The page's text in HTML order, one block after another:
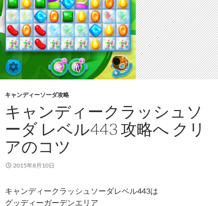
キャンディーソーダ攻略
キャンディークラッシュソ
ーダ レベル443 攻略へ クリ
アのコツ
2015年8月10日
キャンディークラッシュソーダレベル443は
グッディーガーデンエリア